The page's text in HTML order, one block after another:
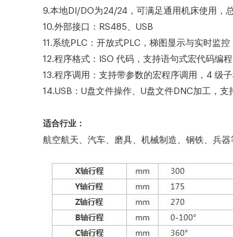
9.本地DI/DO为24/24，可满足通用机床使用，
10.外部接口：RS485、USB
11.系统PLC：开放式PLC，梯图显示与实时监
12.程序格式：ISO 代码，支持语句式宏代码编
13.程序调用：支持带参数的宏程序调用，4 级
14.USB：U盘文件操作、U盘文件DNC加工，
适合行业：
航空航天、汽车、磨具、机械制造、钢铁、兵器